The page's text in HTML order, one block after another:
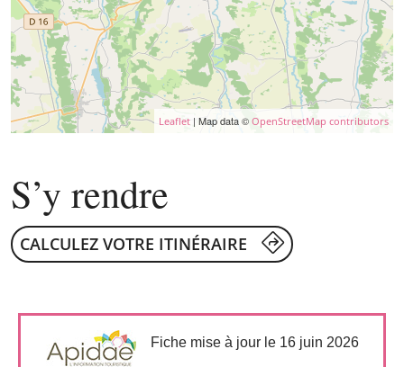
Leaflet | Map data © OpenStreetMap contributors
S’y rendre
CALCULEZ VOTRE ITINÉRAIRE
Fiche mise à jour le 16 juin 2026